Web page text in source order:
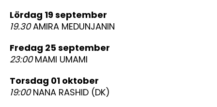
lördag 19 september
19.30AMIRA MEDUNJANIN
fredag 25 september
23:00MAMI UMAMI
torsdag 01 oktober
19:00NANA RASHID (DK)